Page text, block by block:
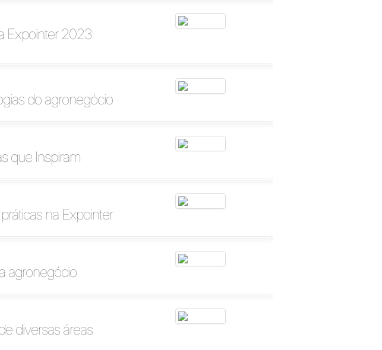
Expointer 2023
do agronegócio
que Inspiram
na Expointer
agronegócio
diversas áreas